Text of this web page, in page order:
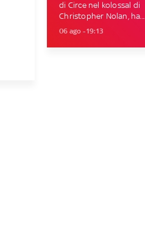
di Circe nel kolossal di
Christopher Nolan, ha...
06 ago - 19:13